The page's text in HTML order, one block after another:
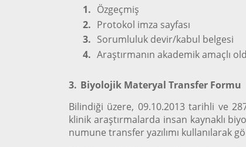
1. Özgeçmiş
2. Protokol imza sayfası
3. Sorumluluk devir/kabul belgesi
4. Araştırmanın akademik amaçlı
3. Biyolojik Materyal Transfer Formu
Bilindiği üzere, 09.10.2013 tarihli ve
klinik araştırmalarda insan kaynaklı
numune transfer yazılımı kullanılarak